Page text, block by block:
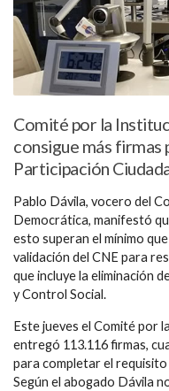
Comité por la
consigue más firmas
Participación
Pablo Dávila, vocero del
Democrática, manifestó
esto superan el mínimo
validación del CNE para
que incluye la eliminación
y Control Social.
Este jueves el Comité por
entregó 113.116 firmas,
para completar el
Según el abogado Dávila